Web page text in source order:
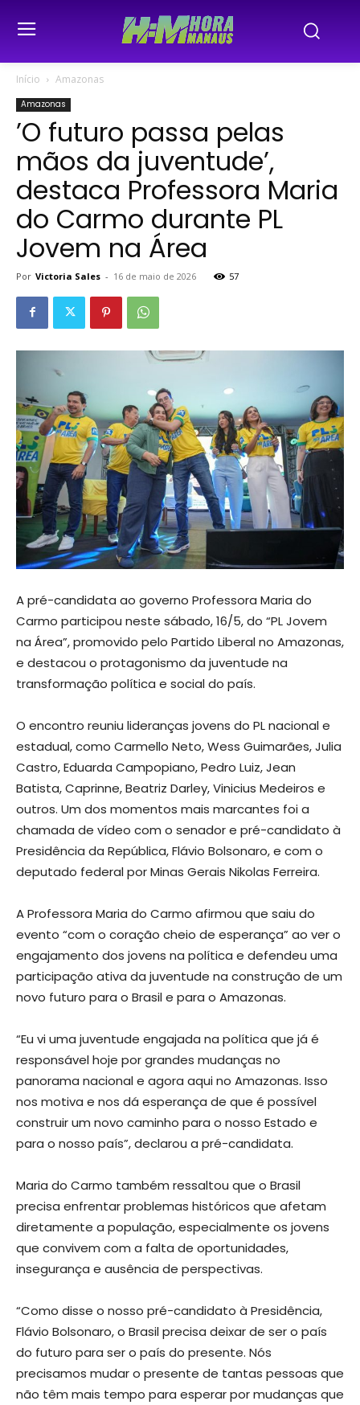
Início Amazonas
Amazonas
’O futuro passa pelas
mãos da juventude’,
destaca Professora Maria
do Carmo durante PL
Jovem na Área
Por Victoria Sales - 16 de maio de 2026 57
A pré-candidata ao governo Professora Maria do
Carmo participou neste sábado, 16/5, do “PL Jovem
na Área”, promovido pelo Partido Liberal no Amazonas,
e destacou o protagonismo da juventude na
transformação política e social do país.
O encontro reuniu lideranças jovens do PL nacional e
estadual, como Carmello Neto, Wess Guimarães, Julia
Castro, Eduarda Campopiano, Pedro Luiz, Jean
Batista, Caprinne, Beatriz Darley, Vinicius Medeiros e
outros. Um dos momentos mais marcantes foi a
chamada de vídeo com o senador e pré-candidato à
Presidência da República, Flávio Bolsonaro, e com o
deputado federal por Minas Gerais Nikolas Ferreira.
A Professora Maria do Carmo afirmou que saiu do
evento “com o coração cheio de esperança” ao ver o
engajamento dos jovens na política e defendeu uma
participação ativa da juventude na construção de um
novo futuro para o Brasil e para o Amazonas.
“Eu vi uma juventude engajada na política que já é
responsável hoje por grandes mudanças no
panorama nacional e agora aqui no Amazonas. Isso
nos motiva e nos dá esperança de que é possível
construir um novo caminho para o nosso Estado e
para o nosso país”, declarou a pré-candidata.
Maria do Carmo também ressaltou que o Brasil
precisa enfrentar problemas históricos que afetam
diretamente a população, especialmente os jovens
que convivem com a falta de oportunidades,
insegurança e ausência de perspectivas.
“Como disse o nosso pré-candidato à Presidência,
Flávio Bolsonaro, o Brasil precisa deixar de ser o país
do futuro para ser o país do presente. Nós
precisamos mudar o presente de tantas pessoas que
não têm mais tempo para esperar por mudanças que